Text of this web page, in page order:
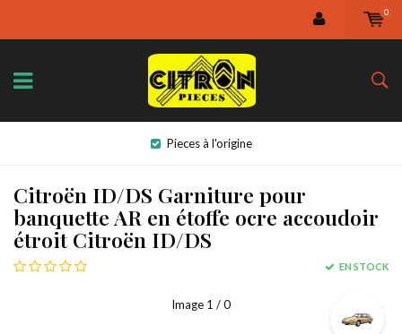
0
Pieces à l'origine
Citroën ID/DS Garniture pour
banquette AR en étoffe ocre accoudoir
étroit Citroën ID/DS
EN STOCK
Image 1 / 0